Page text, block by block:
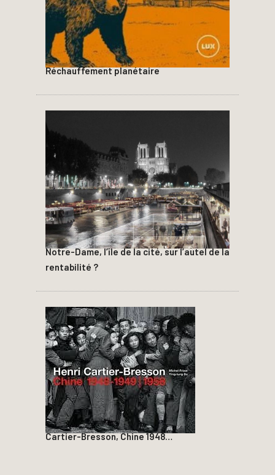
Réchauffement planétaire
Notre-Dame, l’île de la cité, sur l’autel de la
rentabilité ?
Cartier-Bresson, Chine 1948…